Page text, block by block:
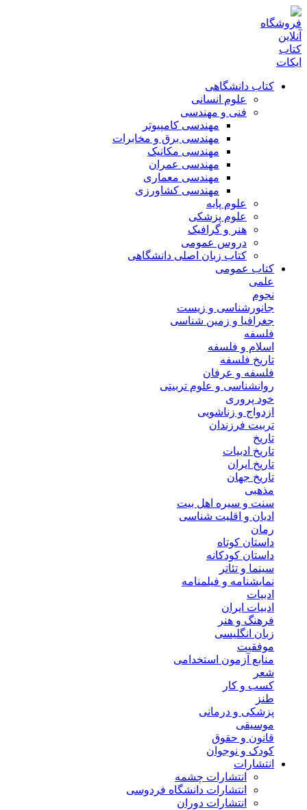
کتاب دانشگاهی
علوم انسانی
فنی و مهندسی
مهندسی کامپیوتر
مهندسی برق و مخابرات
مهندسی مکانیک
مهندسی عمران
مهندسی معماری
مهندسی کشاورزی
علوم پایه
علوم پزشکی
هنر و گرافیک
دروس عمومی
کتاب زبان اصلی دانشگاهی
کتاب عمومی
علمی
نجوم
جانورشناسی و زیست
جغرافیا و زمین شناسی
فلسفه
اسلام و فلسفه
تاریخ فلسفه
فلسفه و عرفان
روانشناسی و علوم تربیتی
خود پروری
ازدواج و زناشویی
تربیت فرزندان
تاریخ
تاریخ ادبیات
تاریخ ایران
تاریخ جهان
مذهبی
سنت و سیره اهل بیت
ادیان و اقلیت شناسی
رمان
داستان کوتاه
داستان کودکانه
سینما و تئاتر
نمایشنامه و فیلمنامه
ادبیات
ادبیات ایران
فرهنگ و هنر
زبان انگلیسی
موفقیت
منابع آزمون استخدامی
شعر
کسب و کار
طنز
پزشکی و درمانی
موسیقی
قانون و حقوق
کودک و نوجوان
انتشارات
انتشارات چشمه
انتشارات دانشگاه فردوسی
انتشارات دوران